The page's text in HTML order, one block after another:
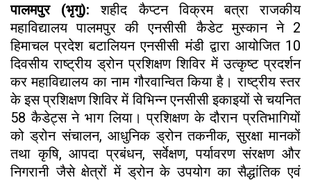
पालमपुर (भृगु):शहीद कैप्टन विक्रम बत्रा राजकीय
महाविद्यालय पालमपुर की एनसीसी कैडेट मुस्कान ने 2
हिमाचल प्रदेश बटालियन एनसीसी मंडी द्वारा आयोजित 10
दिवसीय राष्ट्रीय ड्रोन प्रशिक्षण शिविर में उत्कृष्ट प्रदर्शन
कर महाविद्यालय का नाम गौरवान्वित किया है। राष्ट्रीय स्तर
के इस प्रशिक्षण शिविर में विभिन्न एनसीसी इकाइयों से चयनित
58 कैडेट्स ने भाग लिया। प्रशिक्षण के दौरान प्रतिभागियों
को ड्रोन संचालन, आधुनिक ड्रोन तकनीक, सुरक्षा मानकों
तथा कृषि, आपदा प्रबंधन, सर्वेक्षण, पर्यावरण संरक्षण और
निगरानी जैसे क्षेत्रों में ड्रोन के उपयोग का सैद्धांतिक एवं